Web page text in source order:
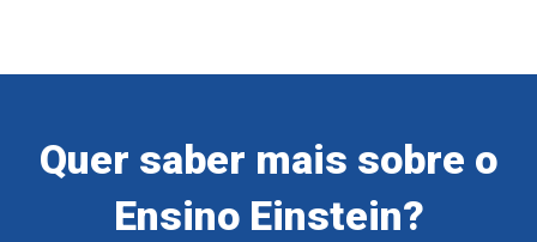
Quer saber mais sobre o
Ensino Einstein?